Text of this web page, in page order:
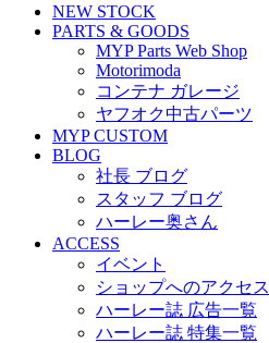
NEW STOCK
PARTS & GOODS
MYP Parts Web Shop
Motorimoda
コンテナ ガレージ
ヤフオク中古パーツ
MYP CUSTOM
BLOG
社長 ブログ
スタッフ ブログ
ハーレー奥さん
ACCESS
イベント
ショップへのアクセス
ハーレー誌 広告一覧
ハーレー誌 特集一覧